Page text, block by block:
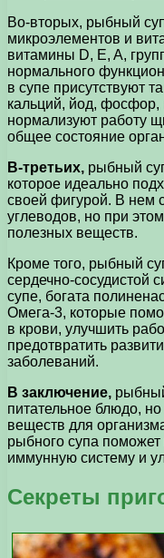
Во-вторых, рыбный
микроэлементов и
витамины D, E, A,
нормального
в супе присутствуют
кальций, йод, фосфор,
нормализуют работу
общее состояние
В-третьих, рыбный
которое идеально
своей фигурой. В нем
углеводов, но при
полезных веществ.
Кроме того, рыбный
сердечно-сосудистой
супе, богата
Омега-3, которые
в крови, улучшить
предотвратить
заболеваний.
В заключение,
питательное блюдо,
веществ для
рыбного супа поможет
иммунную систему и
Секреты